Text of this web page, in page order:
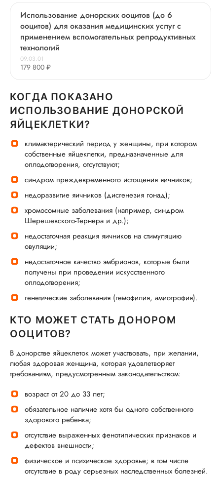
Использование донорских ооцитов (до 6
ооцитов) для оказания медицинских услуг с
применением вспомогательных репродуктивных
технологий
09.03.01
179 800 ₽
КОГДА ПОКАЗАНО
ИСПОЛЬЗОВАНИЕ ДОНОРСКОЙ
ЯЙЦЕКЛЕТКИ?
климактерический период у женщины, при котором
собственные яйцеклетки, предназначенные для
оплодотворения, отсутствуют;
синдром преждевременного истощения яичников;
недоразвитие яичников (дисгенезия гонад);
хромосомные заболевания (например, синдром
Шерешевского-Тернера и др.);
недостаточная реакция яичников на стимуляцию
овуляции;
недостаточное качество эмбрионов, которые были
получены при проведении искусственного
оплодотворения;
генетические заболевания (гемофилия, амиотрофия).
КТО МОЖЕТ СТАТЬ ДОНОРОМ
ООЦИТОВ?
В донорстве яйцеклеток может участвовать, при желании,
любая здоровая женщина, которая удовлетворяет
требованиям, предусмотренным законодательством:
возраст от 20 до 33 лет;
обязательное наличие хотя бы одного собственного
здорового ребенка;
отсутствие выраженных фенотипических признаков и
дефектов внешности;
физическое и психическое здоровье; в том числе
отсутствие в роду серьезных наследственных болезней.